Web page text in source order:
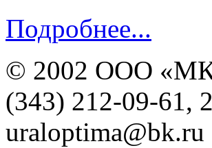
Подробнее...
© 2002 ООО «МК
(343) 212-09-61,
uraloptima@bk.ru